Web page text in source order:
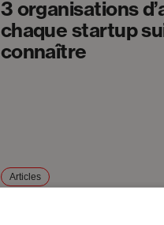
3 organisations
chaque startup
connaître
Articles